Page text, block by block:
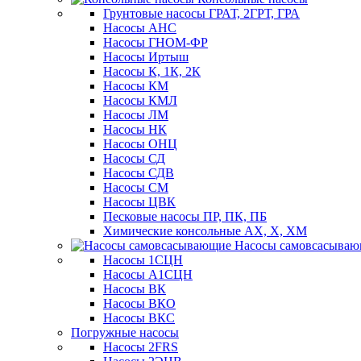
Грунтовые насосы ГРАТ, 2ГРТ, ГРА
Насосы АНС
Насосы ГНОМ-ФР
Насосы Иртыш
Насосы К, 1К, 2К
Насосы КМ
Насосы КМЛ
Насосы ЛМ
Насосы НК
Насосы ОНЦ
Насосы СД
Насосы СДВ
Насосы СМ
Насосы ЦВК
Песковые насосы ПР, ПК, ПБ
Химические консольные АХ, Х, ХМ
Насосы
Насосы 1СЦН
Насосы А1СЦН
Насосы ВК
Насосы ВКО
Насосы ВКС
Погружные насосы
Насосы 2FRS